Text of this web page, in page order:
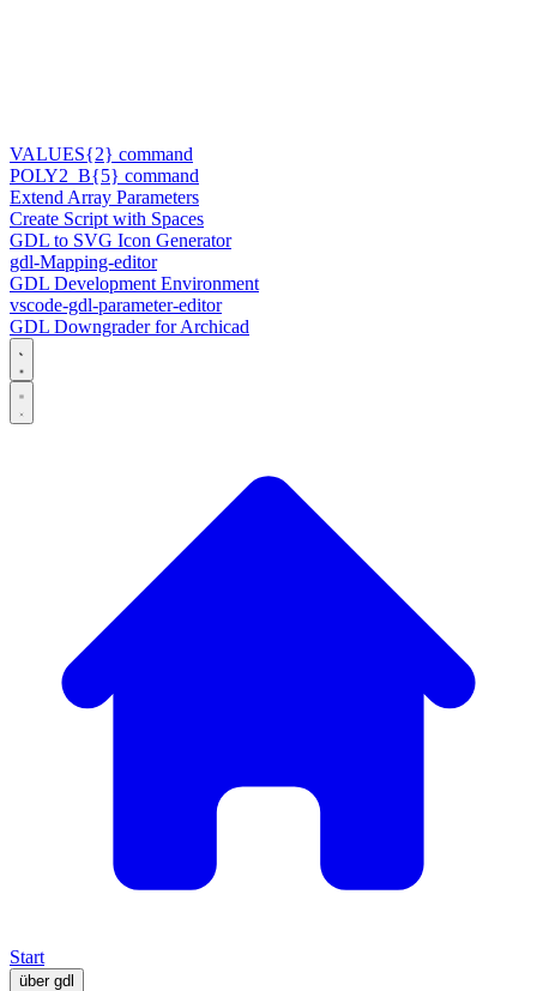
VALUES{2} command
POLY2_B{5} command
Extend Array Parameters
Create Script with Spaces
GDL to SVG Icon Generator
gdl-Mapping-editor
GDL Development Environment
vscode-gdl-parameter-editor
GDL Downgrader for Archicad
Start
über gdl